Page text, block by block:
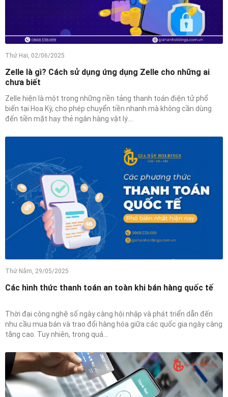
Thứ Hai, 02/06/2025
Zelle là gì? Cách sử dụng ứng dụng Zelle cho những ai
chưa biết
Zelle hiện là một trong những nền tảng thanh toán điện tử phổ
biến tại Hoa Kỳ, cho phép chuyển tiền nhanh mà không cần dùng
đến tiền mặt hay thẻ ngân hàng vật lý....
Thứ Năm, 29/05/2025
Các hình thức thanh toán an toàn khi bán hàng quốc tế
Thời đại công nghệ số ngày càng hội nhập và phát triển dẫn đến
nhu cầu mua bán và trao đổi hàng hóa giữa các quốc gia ngày càng
tăng cao. Tuy nhiên, trong quá...